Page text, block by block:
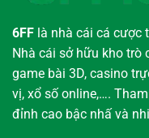
6FF là nhà cái cá cược
Nhà cái sở hữu kho trò
game bài 3D, casino
vị, xổ số online,….
đỉnh cao bậc nhấ và